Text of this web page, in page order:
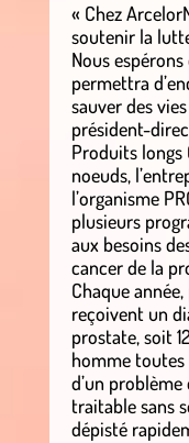
« Chez
soutenir la
Nous
permettra
sauver des
président-
Produits longs
noeuds,
l’organisme
plusieurs
aux besoins
cancer de la
Chaque
reçoivent un
prostate, soit
homme toutes
d’un
traitable sans
dépisté